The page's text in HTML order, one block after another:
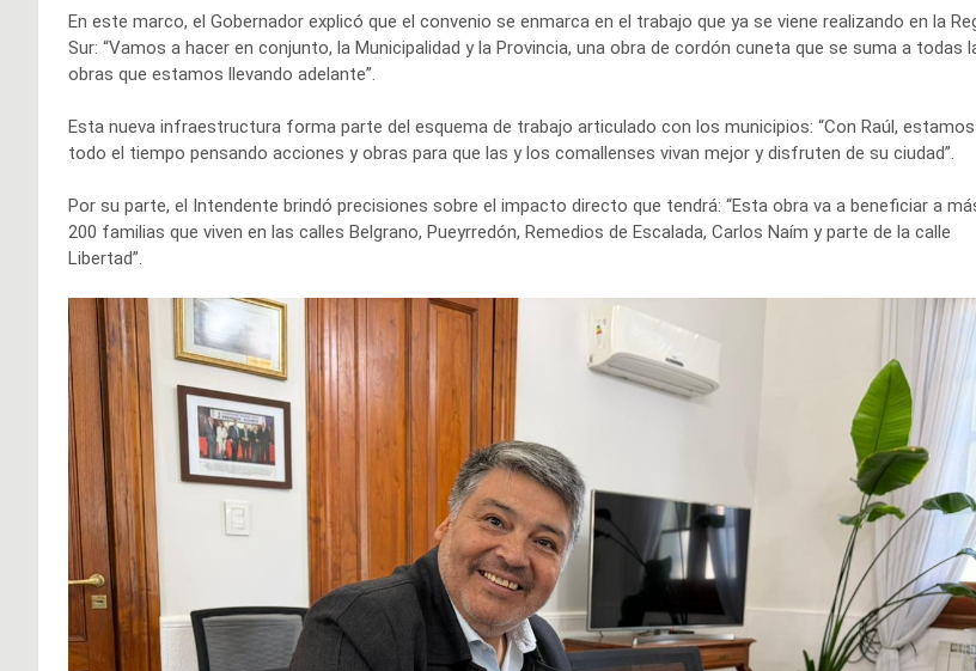
En este marco, el Gobernador explicó que el convenio se enmarca en el trabajo que ya se viene realizando en la
Sur: “Vamos a hacer en conjunto, la Municipalidad y la Provincia, una obra de cordón cuneta que se suma a todas
obras que estamos llevando adelante”.
Esta nueva infraestructura forma parte del esquema de trabajo articulado con los municipios: “Con Raúl, estamos
todo el tiempo pensando acciones y obras para que las y los comallenses vivan mejor y disfruten de su ciudad”.
Por su parte, el Intendente brindó precisiones sobre el impacto directo que tendrá: “Esta obra va a beneficiar a
200 familias que viven en las calles Belgrano, Pueyrredón, Remedios de Escalada, Carlos Naím y parte de la calle
Libertad”.